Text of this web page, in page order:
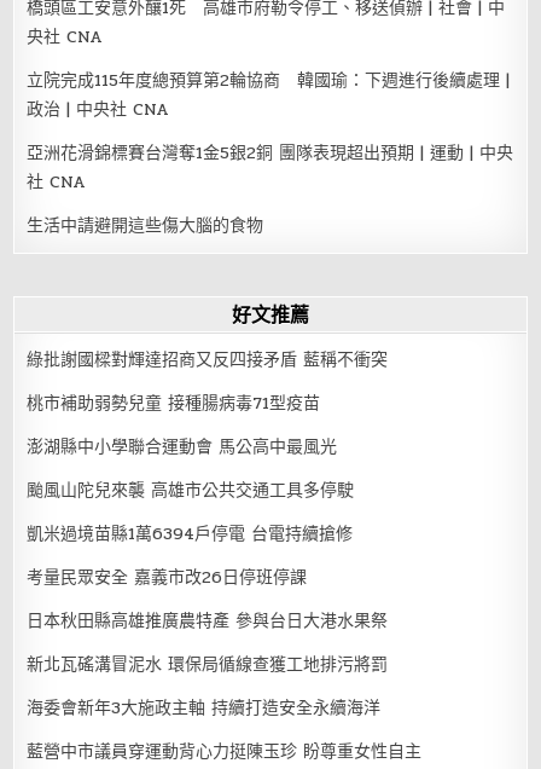
橋頭區工安意外釀1死 高雄市府勒令停工、移送偵辦 | 社會 | 中
央社 CNA
立院完成115年度總預算第2輪協商 韓國瑜：下週進行後續處理 |
政治 | 中央社 CNA
亞洲花滑錦標賽台灣奪1金5銀2銅 團隊表現超出預期 | 運動 | 中央
社 CNA
生活中請避開這些傷大腦的食物
好文推薦
綠批謝國樑對輝達招商又反四接矛盾 藍稱不衝突
桃市補助弱勢兒童 接種腸病毒71型疫苗
澎湖縣中小學聯合運動會 馬公高中最風光
颱風山陀兒來襲 高雄市公共交通工具多停駛
凱米過境苗縣1萬6394戶停電 台電持續搶修
考量民眾安全 嘉義市改26日停班停課
日本秋田縣高雄推廣農特產 參與台日大港水果祭
新北瓦磘溝冒泥水 環保局循線查獲工地排污將罰
海委會新年3大施政主軸 持續打造安全永續海洋
藍營中市議員穿運動背心力挺陳玉珍 盼尊重女性自主